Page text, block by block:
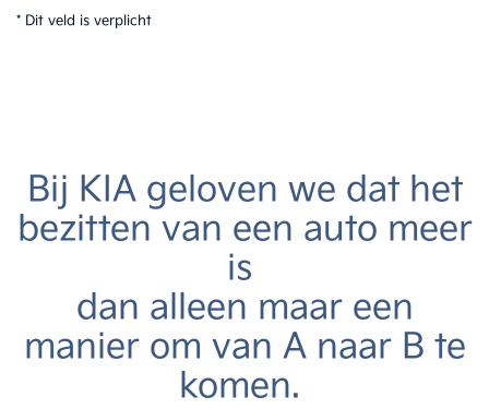
* Dit veld is verplicht
Bij KIA geloven we dat het
bezitten van een auto meer
is
dan alleen maar een
manier om van A naar B te
komen.